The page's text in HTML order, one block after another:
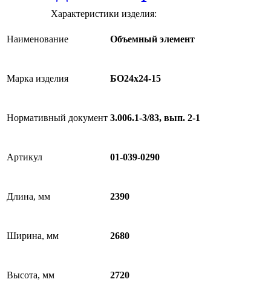
Характеристики изделия:
Наименование Объемный элемент
Марка изделия БО24х24-15
Нормативный документ 3.006.1-3/83, вып. 2-1
Артикул 01-039-0290
Длина, мм 2390
Ширина, мм 2680
Высота, мм 2720